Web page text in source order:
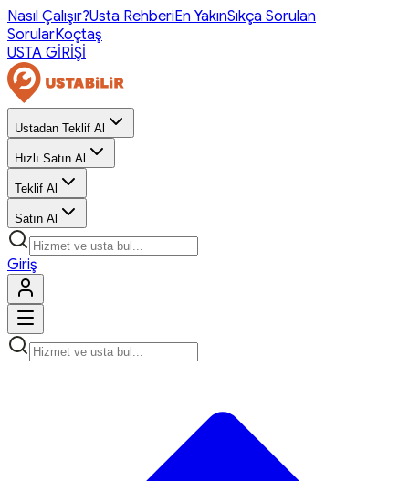
Nasıl Çalışır?Usta RehberiEn YakınSıkça Sorulan
SorularKoçtaş
USTA GİRİŞİ
Ustadan Teklif Al
Hızlı Satın Al
Teklif Al
Satın Al
Giriş